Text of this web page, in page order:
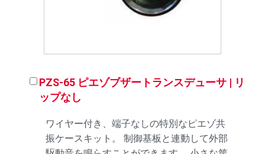
PZS-65 ピエゾブザートランスデューサ | リ
ップなし
ワイヤー付き、端子なしの特別なピエゾ共
振ケースキット。 制御基板と連動して外部